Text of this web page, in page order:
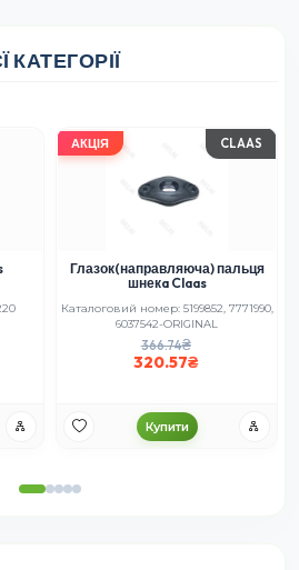
КАТЕГОРІЇ
АКЦІЯ CLAAS
Глазок(направляюча) пальця
шнекa Claas
Каталоговий номер: 5199852, 7771990,
6037542-ORIGINAL
366.74
320.57
Купити